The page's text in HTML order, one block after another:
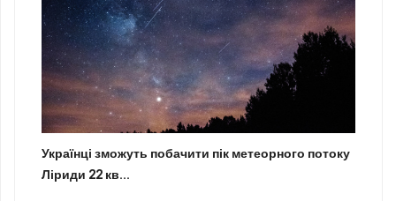
Українці зможуть побачити пік метеорного потоку
Ліриди 22 кв...